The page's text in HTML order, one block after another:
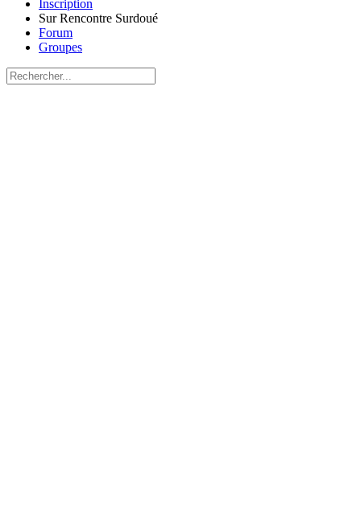
Inscription
Sur Rencontre Surdoué
Forum
Groupes
Recherche
pour: